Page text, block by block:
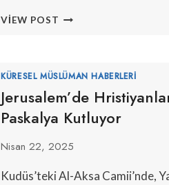
VIEW POST İNGILIZ
ÖLDÜREN
SALDIRILARINI
KUTLADI
KÜRESEL MÜSLÜMAN HABERLERI
Jerusalem’de
Paskalya Kutluyor
Nisan 22, 2025
Kudüs’teki Al-Aksa Camii’nde,